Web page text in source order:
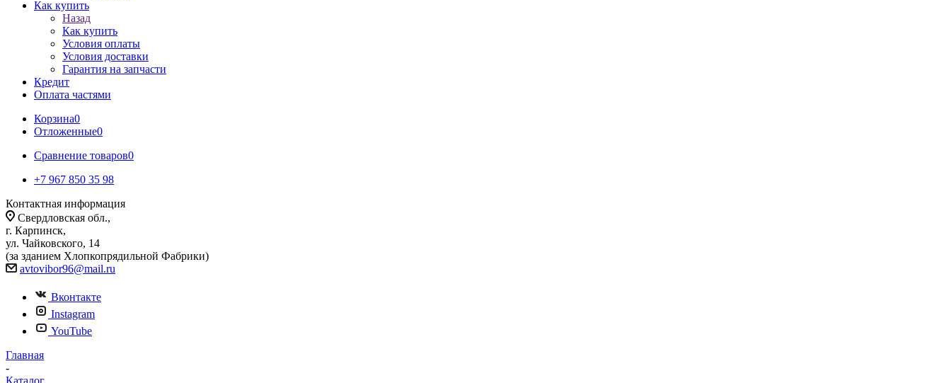
Как купить
Назад
Как купить
Условия оплаты
Условия доставки
Гарантия на запчасти
Кредит
Оплата частями
Корзина0
Отложенные0
Сравнение товаров0
+7 967 850 35 98
Контактная информация
Свердловская обл.,
г. Карпинск,
ул. Чайковского, 14
(за зданием Хлопкопрядильной Фабрики)
avtovibor96@mail.ru
Вконтакте
Instagram
YouTube
Главная
-
Каталог